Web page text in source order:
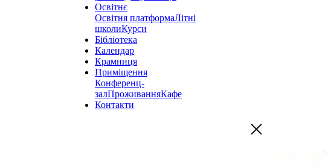
Освітнє
Освітня платформаЛітні
школиКурси
Бібліотека
Календар
Крамниця
Приміщення
Конференц-
залПроживанняКафе
Контакти